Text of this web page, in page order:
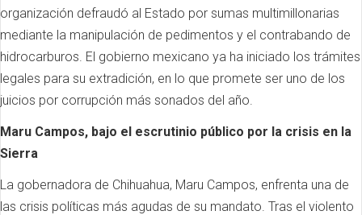
organización defraudó al Estado por sumas multimillonarias
mediante la manipulación de pedimentos y el contrabando de
hidrocarburos. El gobierno mexicano ya ha iniciado los trámites
legales para su extradición, en lo que promete ser uno de los
juicios por corrupción más sonados del año.
Maru Campos, bajo el escrutinio público por la crisis en la
Sierra
La gobernadora de Chihuahua, Maru Campos, enfrenta una de
las crisis políticas más agudas de su mandato. Tras el violento